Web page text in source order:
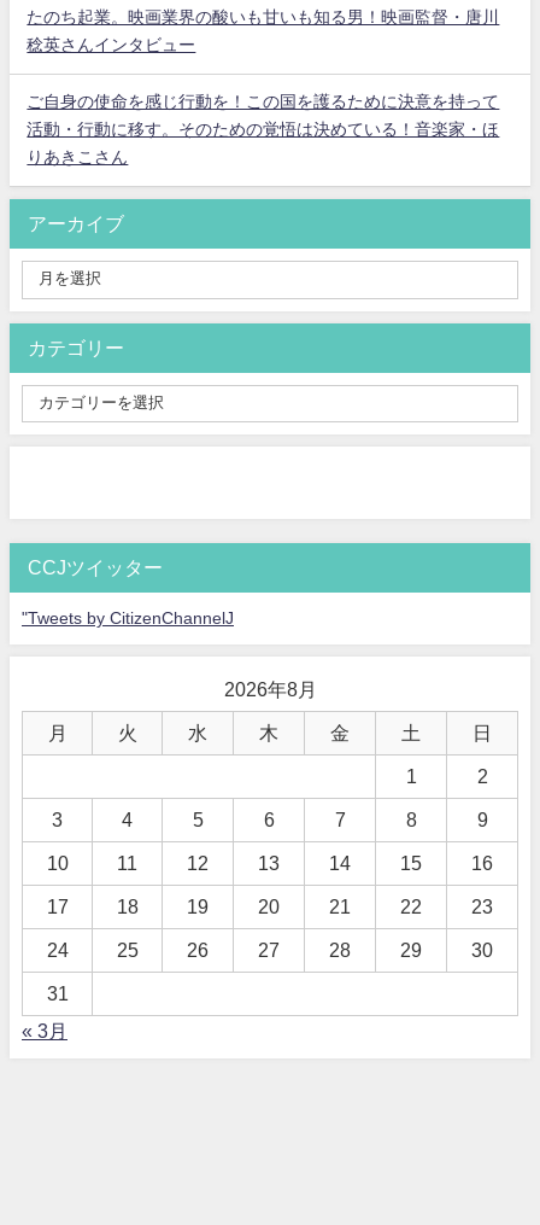
たのち起業。映画業界の酸いも甘いも知る男！映画監督・唐川
稔英さんインタビュー
ご自身の使命を感じ行動を！この国を護るために決意を持って
活動・行動に移す。そのための覚悟は決めている！音楽家・ほ
りあきこさん
アーカイブ
カテゴリー
CCJツイッター
"Tweets by CitizenChannelJ
2026年8月
月 火 水 木 金 土 日
1 2
3 4 5 6 7 8 9
10 11 12 13 14 15 16
17 18 19 20 21 22 23
24 25 26 27 28 29 30
31
« 3月